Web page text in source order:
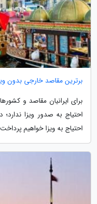
برترین مقاصد خارجی بدون
برای ایرانیان مقاصد و
احتیاج به صدور ویزا
احتیاج به ویزا خواهیم